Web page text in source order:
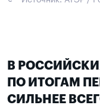
В
ПО ИТОГАМ
СИЛЬНЕЕ